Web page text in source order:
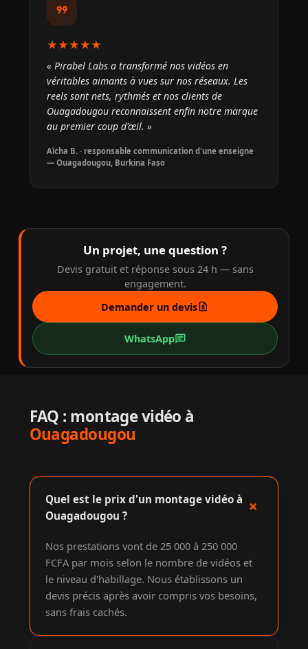
format_quote
★★★★★
« Pirabel Labs a transformé nos vidéos en
véritables aimants à vues sur nos réseaux. Les
reels sont nets, rythmés et nos clients de
Ouagadougou reconnaissent enfin notre marque
au premier coup d'œil. »
Aïcha B. · responsable communication d'une enseigne
— Ouagadougou, Burkina Faso
Un projet, une question ?
Devis gratuit et réponse sous 24 h — sans
engagement.
Demander un devisrequest_quote
WhatsAppchat
FAQ : montage vidéo à
Ouagadougou
Quel est le prix d'un montage vidéo à
Ouagadougou ?
+
Nos prestations vont de 25 000 à 250 000
FCFA par mois selon le nombre de vidéos et
le niveau d'habillage. Nous établissons un
devis précis après avoir compris vos besoins,
sans frais cachés.